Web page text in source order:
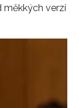
měkkých verzí